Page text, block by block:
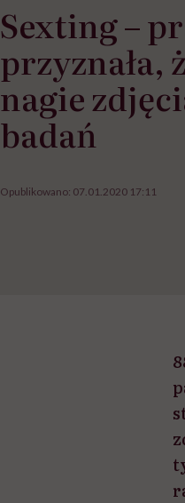
Sexting –
przyznała,
nagie
badań
Opublikowano: 07.01.2020 17:11